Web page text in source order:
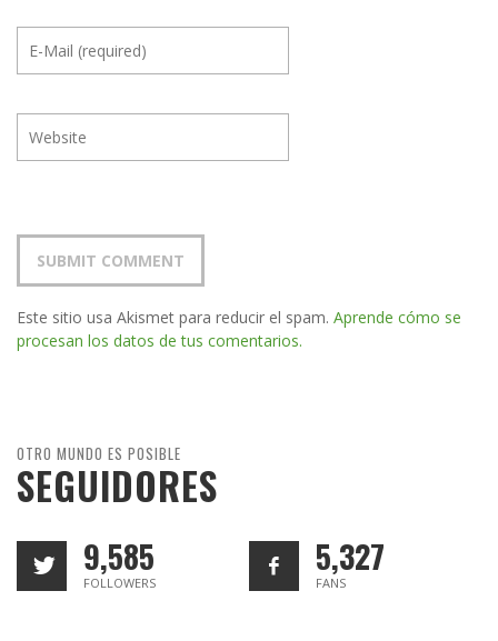
Este sitio usa Akismet para reducir el spam. Aprende cómo se
procesan los datos de tus comentarios.
OTRO MUNDO ES POSIBLE
SEGUIDORES
9,585
FOLLOWERS
5,327
FANS